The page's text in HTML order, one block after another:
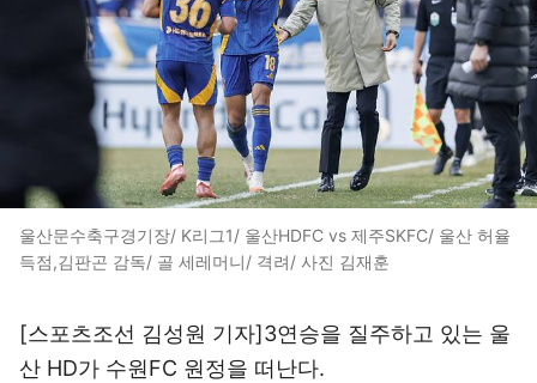
울산문수축구경기장/ K리그1/ 울산HDFC vs 제주SKFC/ 울산 허율
득점,김판곤 감독/ 골 세레머니/ 격려/ 사진 김재훈
[스포츠조선 김성원 기자]3연승을 질주하고 있는 울
산 HD가 수원FC 원정을 떠난다.